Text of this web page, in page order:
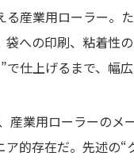
産業用ローラー。
への印刷、粘着性
仕上げるまで、幅広
産業用ローラーのメ
的存在だ。先述の“